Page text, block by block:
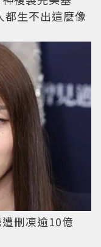
都生不出這麼像
遭刪凍逾10億